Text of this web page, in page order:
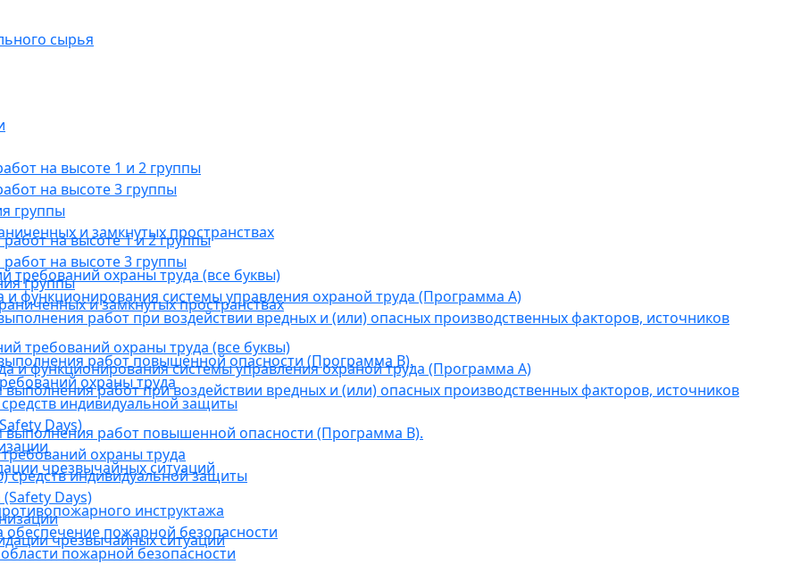
на высоте 1 и 2 группы
на высоте 3 группы
группы
и замкнутых пространствах
требований охраны труда (все буквы)
функционирования системы управления охраной труда (Программа А)
работ при воздействии вредных и (или) опасных производственных факторов, источников
работ повышенной опасности (Программа В).
охраны труда
индивидуальной защиты
Days)
чрезвычайных ситуаций
инструктажа
пожарной безопасности
пожарной безопасности
сырья
на высоте 1 и 2 группы
на высоте 3 группы
группы
и замкнутых пространствах
требований охраны труда (все буквы)
и функционирования системы управления охраной труда (Программа А)
работ при воздействии вредных и (или) опасных производственных факторов, источников
работ повышенной опасности (Программа В).
охраны труда
индивидуальной защиты
Days)
чрезвычайных ситуаций